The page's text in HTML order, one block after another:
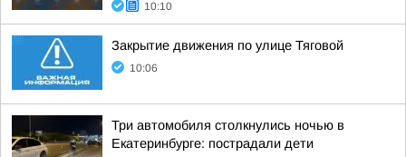
10:10
Закрытие движения по улице Тяговой
10:06
Три автомобиля столкнулись ночью в
Екатеринбурге: пострадали дети